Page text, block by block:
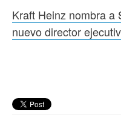
Kraft Heinz nombra a
nuevo director